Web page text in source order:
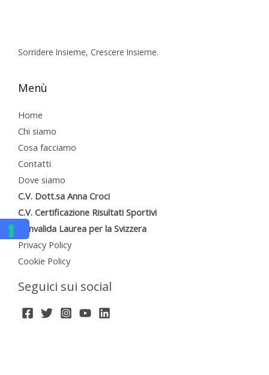
Sorridere Insieme, Crescere Insieme.
Menù
Home
Chi siamo
Cosa facciamo
Contatti
Dove siamo
C.V. Dott.sa Anna Croci
C.V. Certificazione Risultati Sportivi
Convalida Laurea per la Svizzera
Privacy Policy
Cookie Policy
Seguici sui social